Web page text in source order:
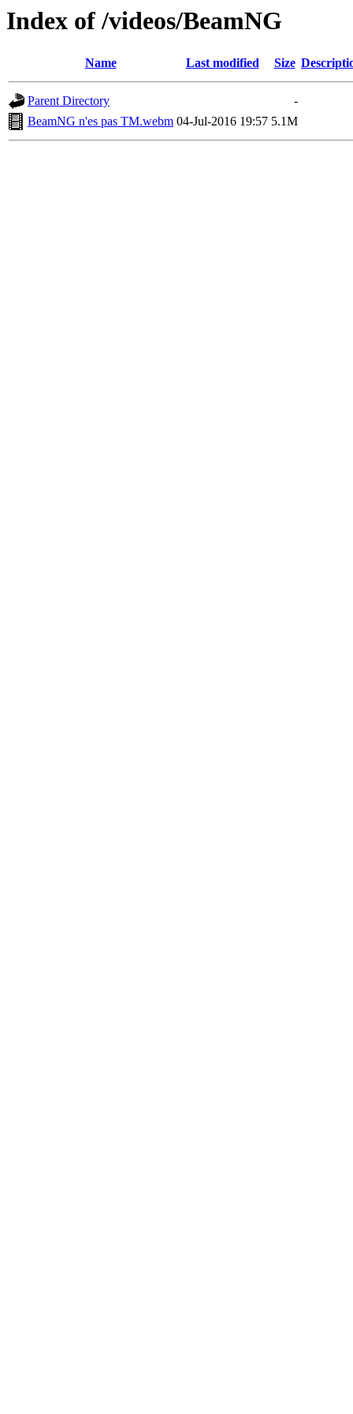
Index of /videos/BeamNG
Name Last modified Size
Parent Directory
-
BeamNG n'es pas TM.webm 04-Jul-2016 19:57 5.1M